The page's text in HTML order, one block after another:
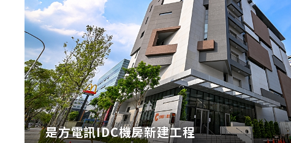
是方電訊IDC機房新建工程